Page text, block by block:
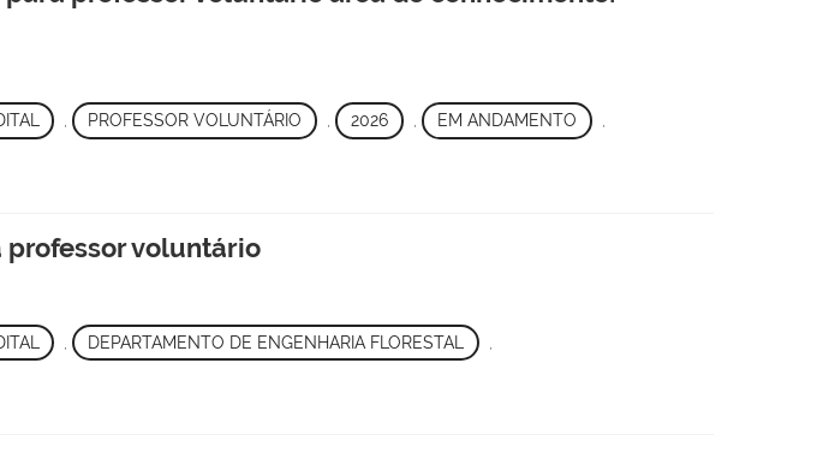
, PROFESSOR VOLUNTÁRIO , 2026 , EM ANDAMENTO ,
voluntário
, DEPARTAMENTO DE ENGENHARIA FLORESTAL